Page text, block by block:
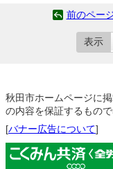
前のペー
表示
秋田市ホームページに
の内容を保証するもので
[バナー広告について]